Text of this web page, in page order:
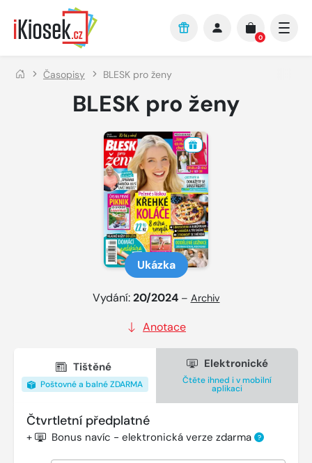
Přejít na hlavní obsah
0
Časopisy BLESK pro ženy
BLESK pro ženy
Ukázka
Vydání:20/2024 – Archiv
Anotace
Tištěné
Poštovné a balné ZDARMA
Elektronické
Čtěte ihned i v mobilní
aplikaci
Čtvrtletní předplatné
+ Bonus navíc - elektronická verze zdarma ?